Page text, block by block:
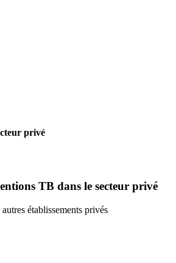
privé
TB dans le secteur privé
établissements privés